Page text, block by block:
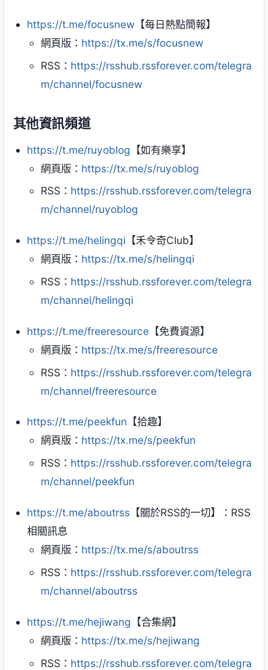
https://t.me/focusnew 【每日熱點簡報】
網頁版： https://tx.me/s/focusnew
RSS： https://rsshub.rssforever.com/telegra
m/channel/focusnew
其他資訊頻道
https://t.me/ruyoblog 【如有樂享】
網頁版： https://tx.me/s/ruyoblog
RSS： https://rsshub.rssforever.com/telegra
m/channel/ruyoblog
https://t.me/helingqi 【禾令奇Club】
網頁版： https://tx.me/s/helingqi
RSS： https://rsshub.rssforever.com/telegra
m/channel/helingqi
https://t.me/freeresource 【免費資源】
網頁版： https://tx.me/s/freeresource
RSS： https://rsshub.rssforever.com/telegra
m/channel/freeresource
https://t.me/peekfun 【拾趣】
網頁版： https://tx.me/s/peekfun
RSS： https://rsshub.rssforever.com/telegra
m/channel/peekfun
https://t.me/aboutrss 【關於RSS的一切】：RSS
相關訊息
網頁版： https://tx.me/s/aboutrss
RSS： https://rsshub.rssforever.com/telegra
m/channel/aboutrss
https://t.me/hejiwang 【合集網】
網頁版： https://tx.me/s/hejiwang
RSS： https://rsshub.rssforever.com/telegra